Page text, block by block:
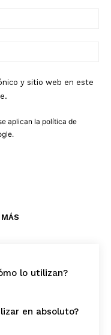
y sitio web en este
aplican la política de
lo utilizan?
en absoluto?